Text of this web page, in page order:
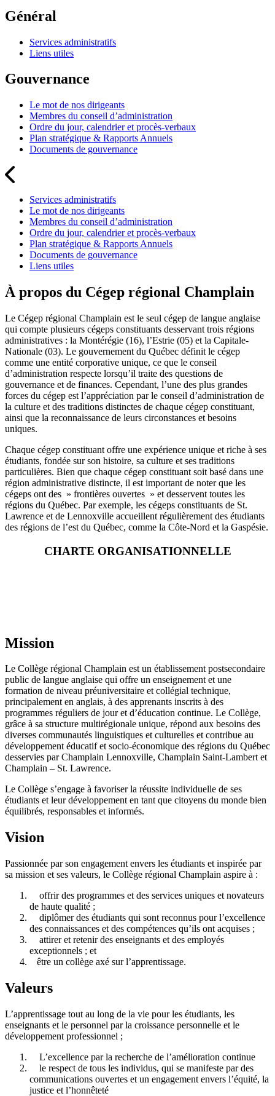
Général
Services administratifs
Liens utiles
Gouvernance
Le mot de nos dirigeants
Membres du conseil d’administration
Ordre du jour, calendrier et procès-verbaux
Plan stratégique & Rapports Annuels
Documents de gouvernance
Services administratifs
Le mot de nos dirigeants
Membres du conseil d’administration
Ordre du jour, calendrier et procès-verbaux
Plan stratégique & Rapports Annuels
Documents de gouvernance
Liens utiles
À propos du Cégep régional Champlain
Le Cégep régional Champlain est le seul cégep de langue anglaise
qui compte plusieurs cégeps constituants desservant trois régions
administratives : la Montérégie (16), l’Estrie (05) et la Capitale-
Nationale (03). Le gouvernement du Québec définit le cégep
comme une entité corporative unique, ce que le conseil
d’administration respecte lorsqu’il traite des questions de
gouvernance et de finances. Cependant, l’une des plus grandes
forces du cégep est l’appréciation par le conseil d’administration de
la culture et des traditions distinctes de chaque cégep constituant,
ainsi que la reconnaissance de leurs circonstances et besoins
uniques.
Chaque cégep constituant offre une expérience unique et riche à ses
étudiants, fondée sur son histoire, sa culture et ses traditions
particulières. Bien que chaque cégep constituant soit basé dans une
région administrative distincte, il est important de noter que les
cégeps ont des » frontières ouvertes » et desservent toutes les
régions du Québec. Par exemple, les cégeps constituants de St.
Lawrence et de Lennoxville accueillent régulièrement des étudiants
des régions de l’est du Québec, comme la Côte-Nord et la Gaspésie.
CHARTE ORGANISATIONNELLE
Mission
Le Collège régional Champlain est un établissement postsecondaire
public de langue anglaise qui offre un enseignement et une
formation de niveau préuniversitaire et collégial technique,
principalement en anglais, à des apprenants inscrits à des
programmes réguliers de jour et d’éducation continue. Le Collège,
grâce à sa structure multirégionale unique, répond aux besoins des
diverses communautés linguistiques et culturelles et contribue au
développement éducatif et socio-économique des régions du Québec
desservies par Champlain Lennoxville, Champlain Saint-Lambert et
Champlain – St. Lawrence.
Le Collège s’engage à favoriser la réussite individuelle de ses
étudiants et leur développement en tant que citoyens du monde bien
équilibrés, responsables et informés.
Vision
Passionnée par son engagement envers les étudiants et inspirée par
sa mission et ses valeurs, le Collège régional Champlain aspire à :
offrir des programmes et des services uniques et novateurs
de haute qualité ;
diplômer des étudiants qui sont reconnus pour l’excellence
des connaissances et des compétences qu’ils ont acquises ;
attirer et retenir des enseignants et des employés
exceptionnels ; et
être un collège axé sur l’apprentissage.
Valeurs
L’apprentissage tout au long de la vie pour les étudiants, les
enseignants et le personnel par la croissance personnelle et le
développement professionnel ;
L’excellence par la recherche de l’amélioration continue
le respect de tous les individus, qui se manifeste par des
communications ouvertes et un engagement envers l’équité, la
justice et l’honnêteté